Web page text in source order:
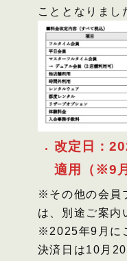
こととなりまし
改定日：
適用（※9
※その他の会員
は、別途ご案内
※2025年9月に
決済日は10月